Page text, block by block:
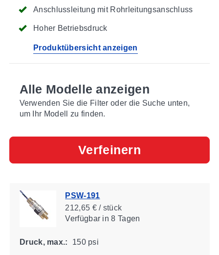
Anschlussleitung mit Rohrleitungsanschluss
Hoher Betriebsdruck
Produktübersicht anzeigen
Alle Modelle anzeigen
Verwenden Sie die Filter oder die Suche unten,
um Ihr Modell zu finden.
Verfeinern
PSW-191
212,65 € / stück
Verfügbarin 8 Tagen
Druck, max.: 150 psi